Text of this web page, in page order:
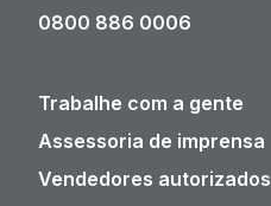
0800 886 0006
Trabalhe com a gente
Assessoria de imprensa
Vendedores autorizados